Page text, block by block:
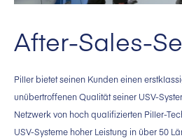
After-Sales-
Piller bietet seinen Kunden einen
unübertroffenen Qualität seiner USV-
Netzwerk von hoch qualifizierten Piller-
USV-Systeme hoher Leistung in über 50